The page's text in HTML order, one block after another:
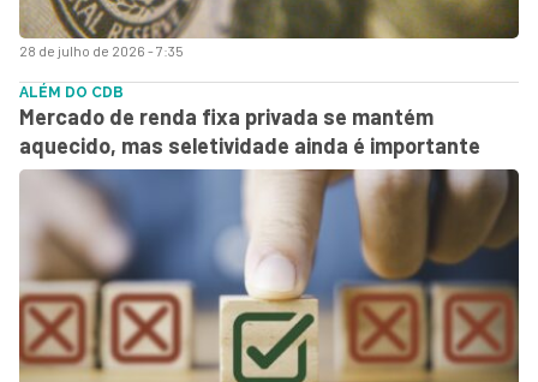
28 de julho de 2026 - 7:35
ALÉM DO CDB
Mercado de renda fixa privada se mantém
aquecido, mas seletividade ainda é importante